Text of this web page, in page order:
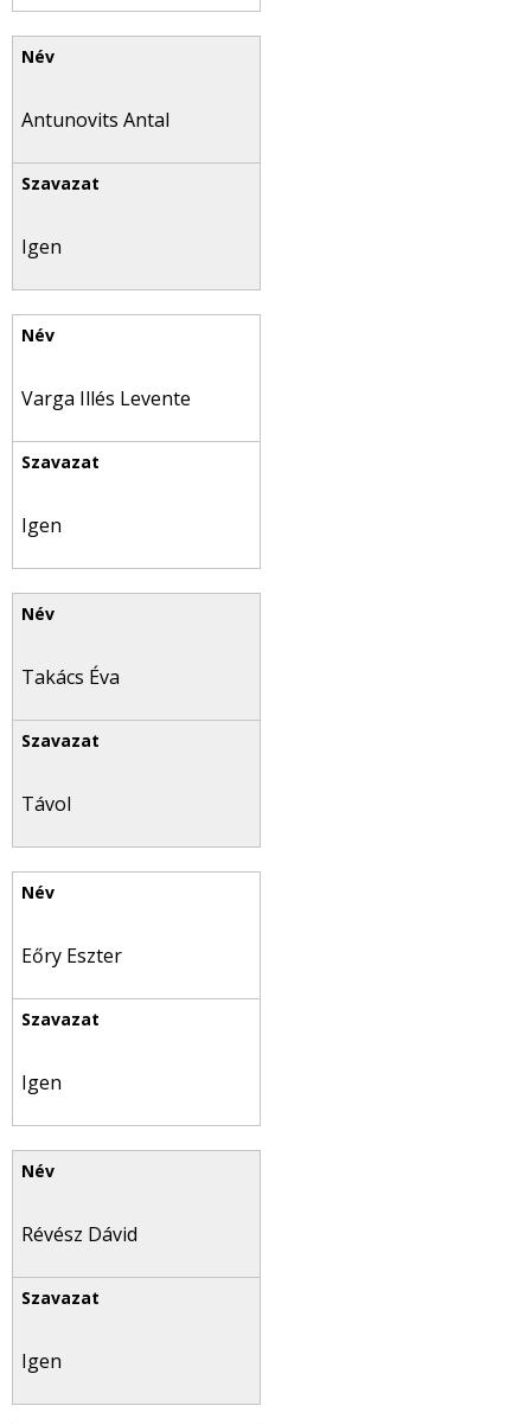
Antunovits Antal
Igen
Varga Illés Levente
Igen
Takács Éva
Távol
Eőry Eszter
Igen
Révész Dávid
Igen